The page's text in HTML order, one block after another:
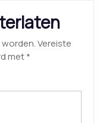
Vereiste
met*